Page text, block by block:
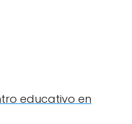
educativo en